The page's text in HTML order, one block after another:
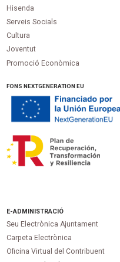
Hisenda
Serveis Socials
Cultura
Joventut
Promoció Econòmica
FONS NEXTGENERATION EU
E-ADMINISTRACIÓ
Seu Electrònica Ajuntament
Carpeta Electrònica
Oficina Virtual del Contribuent